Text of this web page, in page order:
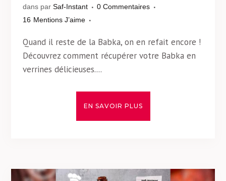
dans parSaf-Instant
0 Commentaires
16 Mentions J’aime
Quand il reste de la Babka, on en refait encore !
Découvrez comment récupérer votre Babka en
verrines délicieuses....
EN SAVOIR PLUS